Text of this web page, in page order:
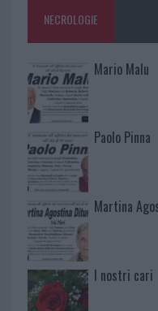
NECROLOGIE
Mario Malu
Paolo Pinna
Martina
I nostri cari